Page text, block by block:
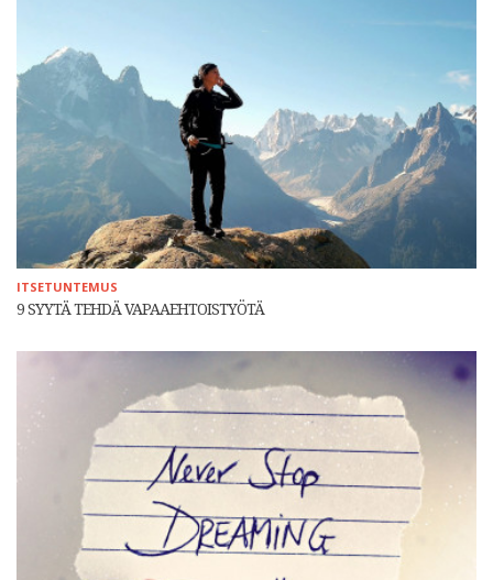
ITSETUNTEMUS
9 SYYTÄ TEHDÄ VAPAAEHTOISTYÖTÄ